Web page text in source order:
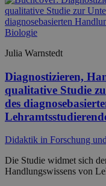
Julia Warnstedt
Diagnostizieren,
qualitative Studie
des
Didaktik in Forschung
Die Studie widmet sich
Handlungswissens von